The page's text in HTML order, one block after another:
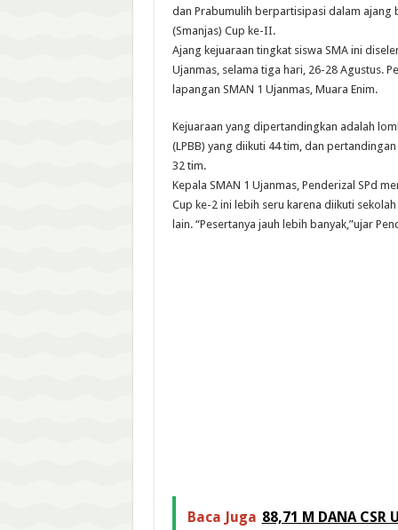
dan Prabumulih berpartisipasi dalam ajang
(Smanjas) Cup ke-II.
Ajang kejuaraan tingkat siswa SMA ini
Ujanmas, selama tiga hari, 26-28 Agustus.
lapangan SMAN 1 Ujanmas, Muara Enim.
Kejuaraan yang dipertandingkan adalah
(LPBB) yang diikuti 44 tim, dan
32 tim.
Kepala SMAN 1 Ujanmas, Penderizal SPd
Cup ke-2 ini lebih seru karena diikuti
lain. “Pesertanya jauh lebih banyak,”ujar
Baca Juga 88,71 M DANA CSR